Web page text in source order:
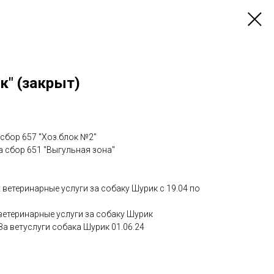
(закрыт)
657 "Хоз.блок №2"
сбор 651 "Выгульная зона"
услуги за собаку Шурик с 19.04 по
услуги за собаку Шурик
ветуслуги собака Шурик 01.06.24